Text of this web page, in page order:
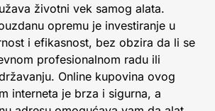
životni vek samog alata.
opremu je investiranje u
i efikasnost, bez obzira da li se
profesionalnom radu ili
Online kupovina ovog
interneta je brza i sigurna, a